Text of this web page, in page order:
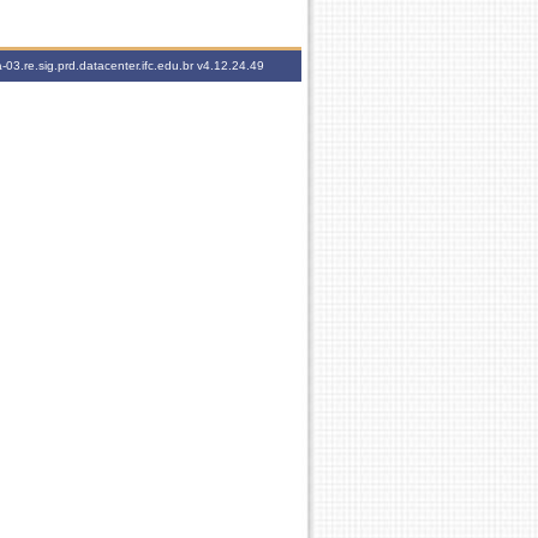
03.re.sig.prd.datacenter.ifc.edu.brv4.12.24.49